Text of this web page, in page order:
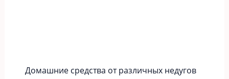
Домашние средства от различных недугов